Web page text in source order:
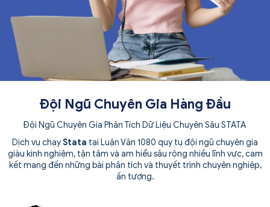
Đội Ngũ Chuyên Gia Hàng Đầu
Đội Ngũ Chuyên Gia Phân Tích Dữ Liệu Chuyên Sâu STATA
Dịch vụ chạyStata tại Luận Văn 1080 quy tụ đội ngũ chuyên gia
giàu kinh nghiệm, tận tâm và am hiểu sâu rộng nhiều lĩnh vực, cam
kết mang đến những bài phân tích và thuyết trình chuyên nghiệp,
ấn tượng.